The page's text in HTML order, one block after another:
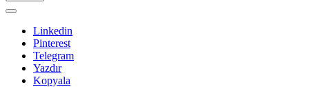
Linkedin
Pinterest
Telegram
Yazdır
Kopyala